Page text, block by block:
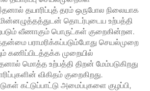
தயாரிப்புத் தரம் ஒருபோல நிலையாக
மின்னழுத்தத்துடன் தொடர்புடைய உற்பத்தி
வீணாகும் பொருட்கள் குறைகின்றன.
பராமரிக்கப்படும்போது செயல்முறை
கணிப்பிடத்தக்க முறையில்
மொத்த உற்பத்தி திறன் மேம்படுகிறது
விகிதம் குறைகிறது.
கட்டுப்பாட்டு அமைப்புகளை குழப்பி,